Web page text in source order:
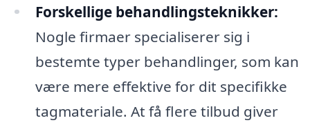
Forskellige behandlingsteknikker:
Nogle firmaer specialiserer sig i
bestemte typer behandlinger, som kan
være mere effektive for dit specifikke
tagmateriale. At få flere tilbud giver